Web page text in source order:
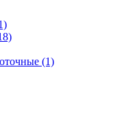
(1)